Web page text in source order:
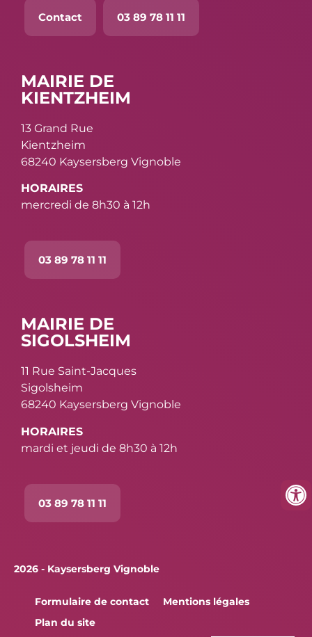
Contact 03 89 78 11 11
MAIRIE DE
KIENTZHEIM
13 Grand Rue
Kientzheim
68240 Kaysersberg Vignoble
HORAIRES
mercredi de 8h30 à 12h
03 89 78 11 11
MAIRIE DE
SIGOLSHEIM
11 Rue Saint-Jacques
Sigolsheim
68240 Kaysersberg Vignoble
HORAIRES
mardi et jeudi de 8h30 à 12h
03 89 78 11 11
2026 - Kaysersberg Vignoble
Formulaire de contact
Mentions légales
Plan du site